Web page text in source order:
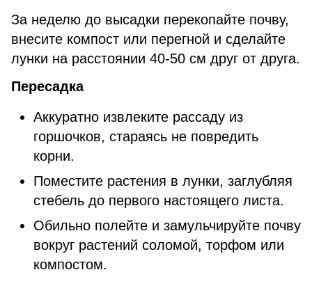
За неделю до высадки перекопайте почву,
внесите компост или перегной и сделайте
лунки на расстоянии 40-50 см друг от друга.
Пересадка
Аккуратно извлеките рассаду из
горшочков, стараясь не повредить
корни.
Поместите растения в лунки, заглубляя
стебель до первого настоящего листа.
Обильно полейте и замульчируйте почву
вокруг растений соломой, торфом или
компостом.